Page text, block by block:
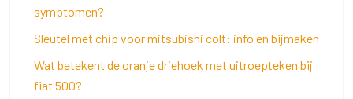
symptomen?
Sleutel met chip voor mitsubishi colt: info en bijmaken
Wat betekent de oranje driehoek met uitroepteken bij
fiat 500?